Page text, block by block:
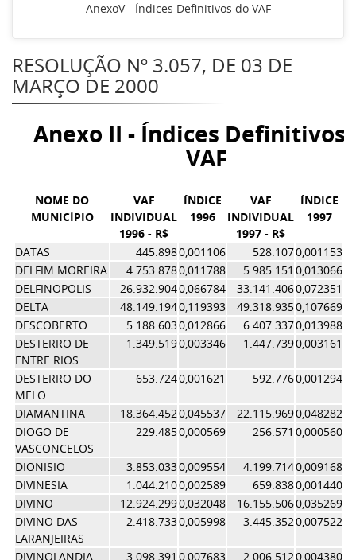
AnexoV - Índices Definitivos do VAF
RESOLUÇÃO Nº 3.057, DE 03 DE
MARÇO DE 2000
Anexo II - Índices Definitivos
VAF
NOME DO
MUNICÍPIO
VAF
INDIVIDUAL
1996 - R$
ÍNDICE
1996
VAF
INDIVIDUAL
1997 - R$
ÍNDICE
1997
DATAS
445.8980,001106 528.1070,001153
DELFIM MOREIRA
4.753.8780,011788 5.985.151 0,013066
DELFINOPOLIS
26.932.9040,066784 33.141.4060,072351
DELTA
48.149.1940,119393 49.318.9350,107669
DESCOBERTO
5.188.6030,012866 6.407.3370,013988
DESTERRO DE
ENTRE RIOS
1.349.5190,003346 1.447.7390,003161
DESTERRO DO
MELO
653.7240,001621 592.7760,001294
DIAMANTINA 18.364.4520,045537 22.115.9690,048282
DIOGO DE
VASCONCELOS
229.4850,000569 256.571 0,000560
DIONISIO 3.853.0330,009554 4.199.7140,009168
DIVINESIA
1.044.2100,002589 659.8380,001440
DIVINO
12.924.2990,032048 16.155.5060,035269
DIVINO DAS
LARANJEIRAS
2.418.7330,005998 3.445.3520,007522
DIVINOLANDIA
3.098.391 0,007683 2.006.5120,004380